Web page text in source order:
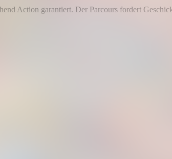
Action garantiert. Der Parcours fordert
Stolz, Begeisterung und das gute Gefühl, es